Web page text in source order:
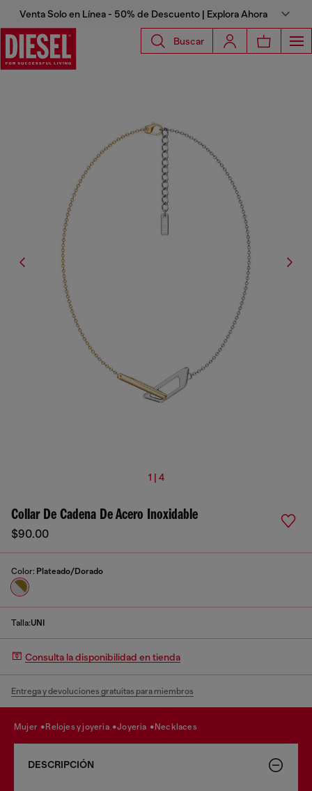
Venta Solo en Línea - 50% de Descuento | Explora Ahora
Buscar
1 | 4
Collar De Cadena De Acero Inoxidable
$90.00
Color: Plateado/Dorado
Talla:UNI
Consulta la disponibilidad en tienda
Entrega y devoluciones gratuitas para miembros
mujer relojes y joyeria joyeria necklaces
DESCRIPCIÓN